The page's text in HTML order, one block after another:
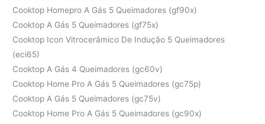
Cooktop Homepro A Gás 5 Queimadores (gf90x)
Cooktop A Gás 5 Queimadores (gf75x)
Cooktop Icon Vitrocerâmico De Indução 5 Queimadores
(eci65)
Cooktop A Gás 4 Queimadores (gc60v)
Cooktop Home Pro A Gás 5 Queimadores (gc75p)
Cooktop A Gás 5 Queimadores (gc75v)
Cooktop Home Pro A Gás 5 Queimadores (gc90x)